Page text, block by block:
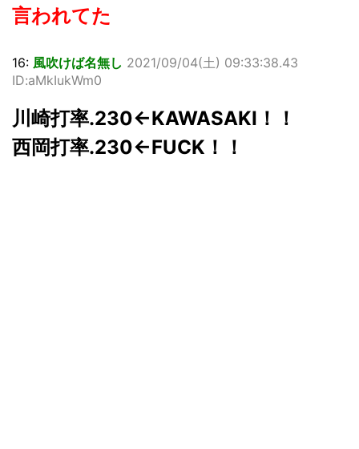
言われてた
16: 風吹けば名無し 2021/09/04(土) 09:33:38.43
ID:aMkIukWm0
川崎打率.230←KAWASAKI！！
西岡打率.230←FUCK！！